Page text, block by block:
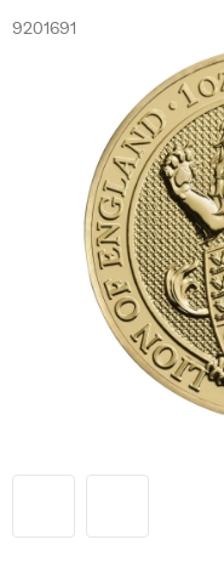
9201691